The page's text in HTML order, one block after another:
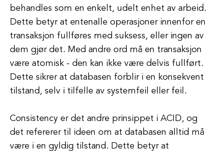
behandles som en enkelt, udelt enhet av arbeid.
Dette betyr at entenalle operasjoner innenfor en
transaksjon fullføres med suksess, eller ingen av
dem gjør det. Med andre ord må en transaksjon
være atomisk - den kan ikke være delvis fullført.
Dette sikrer at databasen forblir i en konsekvent
tilstand, selv i tilfelle av systemfeil eller feil.
Consistency er det andre prinsippet i ACID, og
det refererer til ideen om at databasen alltid må
være i en gyldig tilstand. Dette betyr at